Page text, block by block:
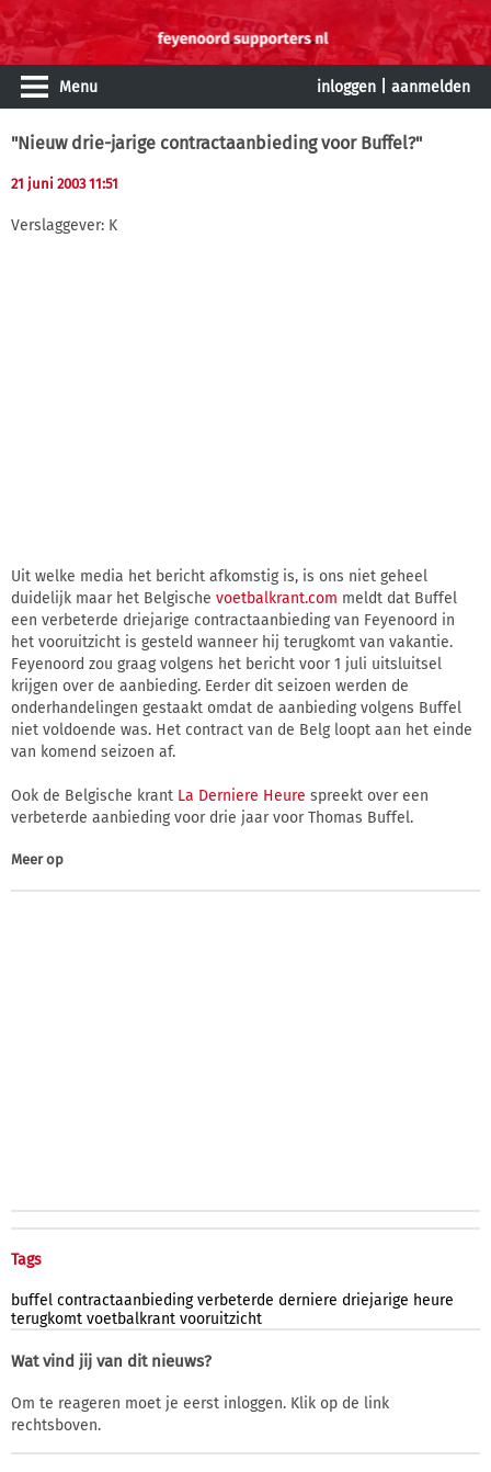
Menu inloggen aanmelden
"Nieuw drie-jarige contractaanbieding voor Buffel?"
21 juni 2003 11:51
Verslaggever: K
Uit welke media het bericht afkomstig is, is ons niet geheel
duidelijk maar het Belgische voetbalkrant.com meldt dat Buffel
een verbeterde driejarige contractaanbieding van Feyenoord in
het vooruitzicht is gesteld wanneer hij terugkomt van vakantie.
Feyenoord zou graag volgens het bericht voor 1 juli uitsluitsel
krijgen over de aanbieding. Eerder dit seizoen werden de
onderhandelingen gestaakt omdat de aanbieding volgens Buffel
niet voldoende was. Het contract van de Belg loopt aan het einde
van komend seizoen af.
Ook de Belgische krant La Derniere Heure spreekt over een
verbeterde aanbieding voor drie jaar voor Thomas Buffel.
Meer op
Tags
buffel contractaanbieding verbeterde derniere driejarige heure
terugkomt voetbalkrant vooruitzicht
Wat vind jij van dit nieuws?
Om te reageren moet je eerst inloggen. Klik op de link
rechtsboven.